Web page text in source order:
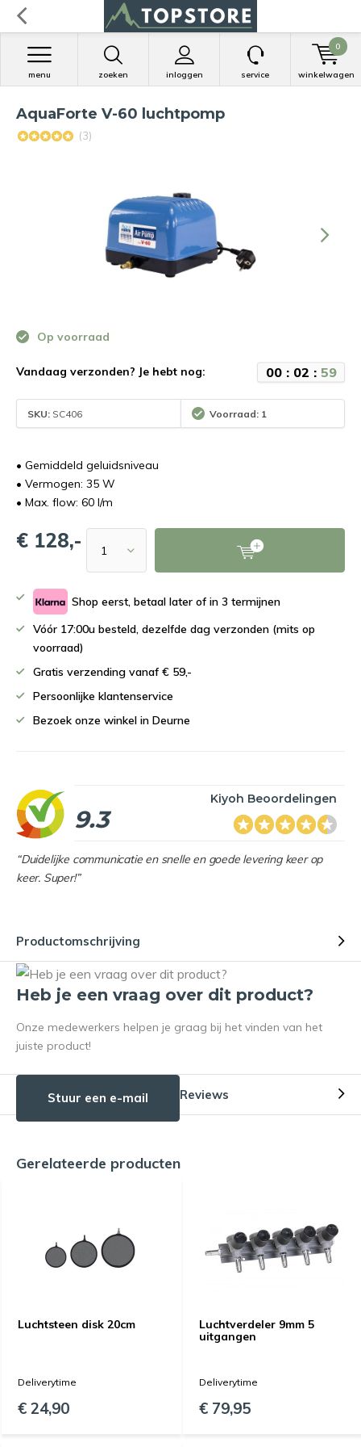
zoeken inloggen
menu service winkelwagen
0
AquaForte V-60 luchtpomp
(3)
Op voorraad
Vandaag verzonden? Je hebt nog: 00: 02 : 59
SKU: SC406 Voorraad: 1
• Gemiddeld geluidsniveau
• Vermogen: 35 W
• Max. flow: 60 l/m
€ 128,-
Shop eerst, betaal later of in 3 termijnen
Vóór 17:00u besteld, dezelfde dag verzonden (mits op
voorraad)
Gratis verzending vanaf € 59,-
Persoonlijke klantenservice
Bezoek onze winkel in Deurne
9.3
Kiyoh Beoordelingen
“Duidelijke communicatie en snelle en goede levering keer op
keer. Super!”
Productomschrijving
Heb je een vraag over dit product?
Onze medewerkers helpen je graag bij het vinden van het
juiste product!
Stuur een e-mail Reviews
Gerelateerde producten
Luchtsteen disk 20cm
Deliverytime
€ 24,90
Luchtverdeler 9mm 5
uitgangen
Deliverytime
€ 79,95